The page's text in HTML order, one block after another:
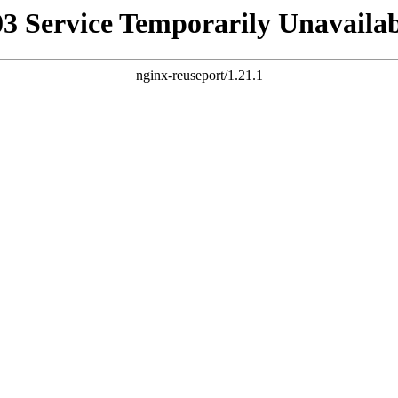
Service Temporarily
nginx-reuseport/1.21.1